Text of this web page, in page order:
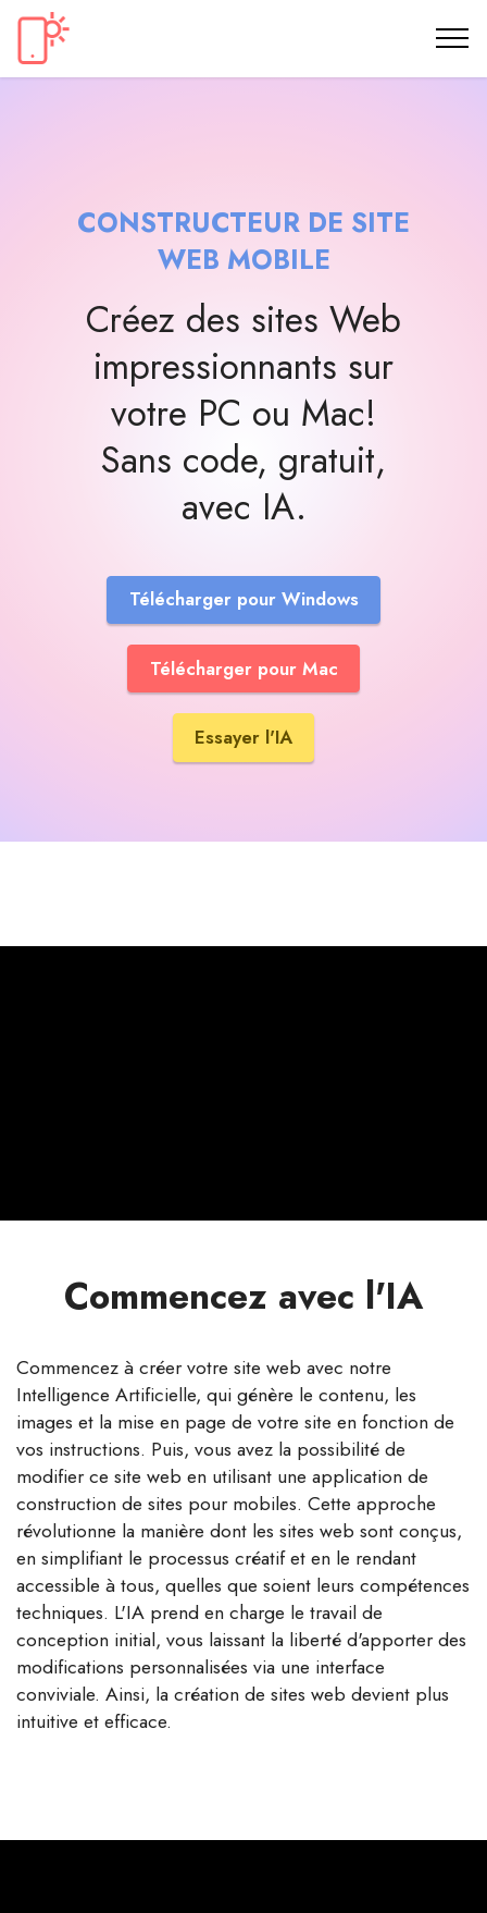
CONSTRUCTEUR DE SITE
WEB MOBILE
Créez des sites Web
impressionnants sur
votre PC ou Mac!
Sans code, gratuit,
avec IA.
Télécharger pour Windows
Télécharger pour Mac
Essayer l'IA
Commencez avec l'IA
Commencez à créer votre site web avec notre
Intelligence Artificielle, qui génère le contenu, les
images et la mise en page de votre site en fonction de
vos instructions. Puis, vous avez la possibilité de
modifier ce site web en utilisant une application de
construction de sites pour mobiles. Cette approche
révolutionne la manière dont les sites web sont conçus,
en simplifiant le processus créatif et en le rendant
accessible à tous, quelles que soient leurs compétences
techniques. L'IA prend en charge le travail de
conception initial, vous laissant la liberté d'apporter des
modifications personnalisées via une interface
conviviale. Ainsi, la création de sites web devient plus
intuitive et efficace.